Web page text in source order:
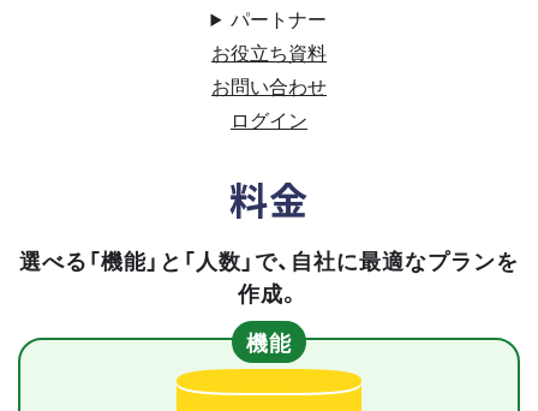
パートナー
お役立ち資料
お問い合わせ
ログイン
料金
選べる「機能」と「人数」で、自社に最適なプランを
作成。
機能